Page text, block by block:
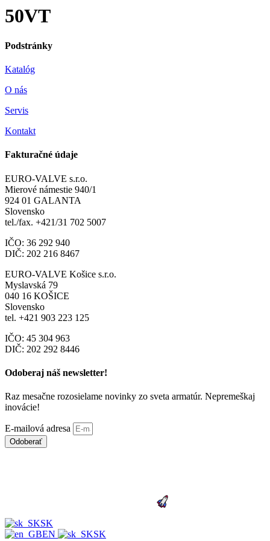
50VT
Podstránky
Katalóg
O nás
Servis
Kontakt
Fakturačné údaje
EURO-VALVE s.r.o.
Mierové námestie 940/1
924 01 GALANTA
Slovensko
tel./fax. +421/31 702 5007
IČO: 36 292 940
DIČ: 202 216 8467
EURO-VALVE Košice s.r.o.
Myslavská 79
040 16 KOŠICE
Slovensko
tel. +421 903 223 125
IČO: 45 304 963
DIČ: 202 292 8446
Odoberaj náš newsletter!
Raz mesačne rozosielame novinky zo sveta armatúr. Nepremeškaj
inovácie!
E-mailová adresa
Odoberať
SK
EN
SK